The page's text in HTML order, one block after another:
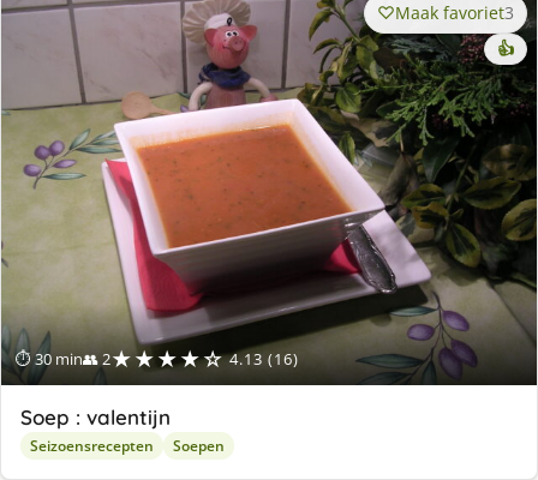
⏱ 30 min👥 2★★★★☆ 4.13 (16)
Maak favoriet3
👍
Soep : valentijn
Seizoensrecepten Soepen